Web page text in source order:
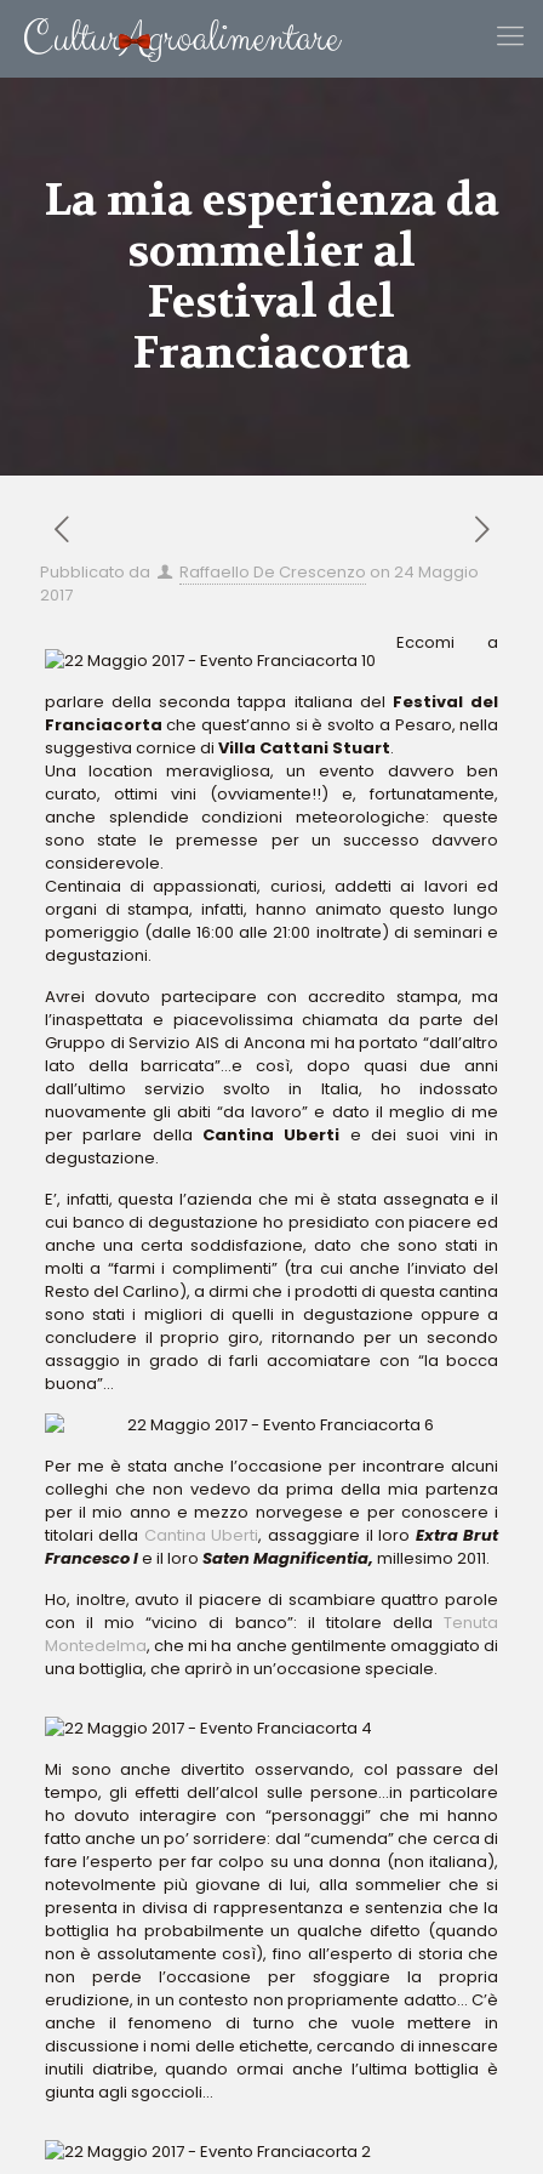
La mia esperienza da
sommelier al
Festival del
Franciacorta
Pubblicato da Raffaello De Crescenzo on 24 Maggio
2017
Eccomi a
parlare della seconda tappa italiana del Festival del
Franciacorta che quest’anno si è svolto a Pesaro, nella
suggestiva cornice di Villa Cattani Stuart.
Una location meravigliosa, un evento davvero ben
curato, ottimi vini (ovviamente!!) e, fortunatamente,
anche splendide condizioni meteorologiche: queste
sono state le premesse per un successo davvero
considerevole.
Centinaia di appassionati, curiosi, addetti ai lavori ed
organi di stampa, infatti, hanno animato questo lungo
pomeriggio (dalle 16:00 alle 21:00 inoltrate) di seminari e
degustazioni.
Avrei dovuto partecipare con accredito stampa, ma
l’inaspettata e piacevolissima chiamata da parte del
Gruppo di Servizio AIS di Ancona mi ha portato “dall’altro
lato della barricata”…e così, dopo quasi due anni
dall’ultimo servizio svolto in Italia, ho indossato
nuovamente gli abiti “da lavoro” e dato il meglio di me
per parlare della Cantina Uberti e dei suoi vini in
degustazione.
E’, infatti, questa l’azienda che mi è stata assegnata e il
cui banco di degustazione ho presidiato con piacere ed
anche una certa soddisfazione, dato che sono stati in
molti a “farmi i complimenti” (tra cui anche l’inviato del
Resto del Carlino), a dirmi che i prodotti di questa cantina
sono stati i migliori di quelli in degustazione oppure a
concludere il proprio giro, ritornando per un secondo
assaggio in grado di farli accomiatare con “la bocca
buona”…
Per me è stata anche l’occasione per incontrare alcuni
colleghi che non vedevo da prima della mia partenza
per il mio anno e mezzo norvegese e per conoscere i
titolari della Cantina Uberti, assaggiare il loro Extra Brut
Francesco Ie il loro Saten Magnificentia, millesimo 2011.
Ho, inoltre, avuto il piacere di scambiare quattro parole
con il mio “vicino di banco”: il titolare dellaTenuta
Montedelma, che mi ha anche gentilmente omaggiato di
una bottiglia, che aprirò in un’occasione speciale.
Mi sono anche divertito osservando, col passare del
tempo, gli effetti dell’alcol sulle persone…in particolare
ho dovuto interagire con “personaggi” che mi hanno
fatto anche un po’ sorridere: dal “cumenda” che cerca di
fare l’esperto per far colpo su una donna (non italiana),
notevolmente più giovane di lui, alla sommelier che si
presenta in divisa di rappresentanza e sentenzia che la
bottiglia ha probabilmente un qualche difetto (quando
non è assolutamente così), fino all’esperto di storia che
non perde l’occasione per sfoggiare la propria
erudizione, in un contesto non propriamente adatto… C’è
anche il fenomeno di turno che vuole mettere in
discussione i nomi delle etichette, cercando di innescare
inutili diatribe, quando ormai anche l’ultima bottiglia è
giunta agli sgoccioli…